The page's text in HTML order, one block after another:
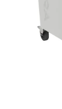
上記画面が
択してくださ